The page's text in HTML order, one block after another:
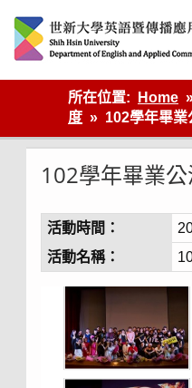
content
英語傳播
所在位置:
Home
度
102學年畢業
102學年畢業
活動時間：
活動名稱：